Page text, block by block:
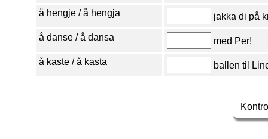
å hengje / å hengja jakka di på
å danse / å dansa med Per!
å kaste / å kasta ballen til